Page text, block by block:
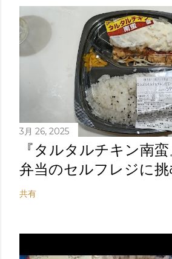
3月 26, 2025
『タルタルチキン南
弁当のセルフレジに挑
共有